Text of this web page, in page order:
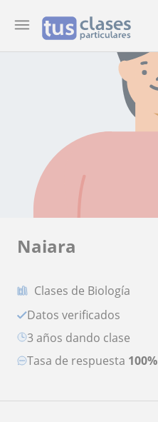
Naiara
Clases de Biología
Datos verificados
3 años dando clase
Tasa de respuesta 100%